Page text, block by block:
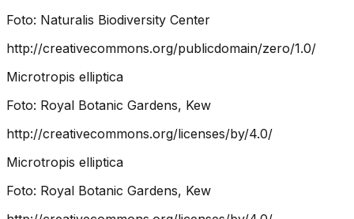
Foto: Naturalis Biodiversity Center
http://creativecommons.org/publicdomain/zero/1.0/
Microtropis elliptica
Foto: Royal Botanic Gardens, Kew
http://creativecommons.org/licenses/by/4.0/
Microtropis elliptica
Foto: Royal Botanic Gardens, Kew